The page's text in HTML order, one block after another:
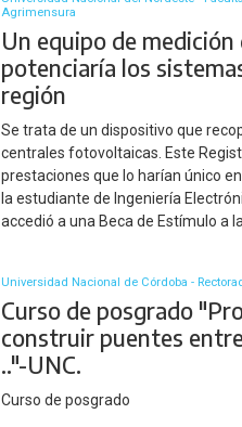
Agrimensura
Un equipo de
potenciaría los
región
Se trata de un dispositivo que
centrales fotovoltaicas. Este
prestaciones que lo harían único
la estudiante de Ingeniería
accedió a una Beca de Estímulo a
Universidad Nacional de Córdoba -
Curso de posgrado
construir puentes
.."-UNC.
Curso de posgrado